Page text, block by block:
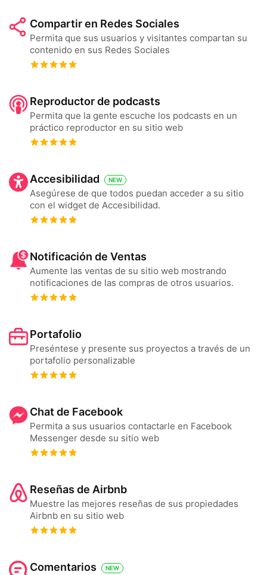
Compartir en Redes Sociales
Permita que sus usuarios y visitantes compartan su
contenido en sus Redes Sociales
Reproductor de podcasts
Permita que la gente escuche los podcasts en un
práctico reproductor en su sitio web
Accesibilidad NEW
Asegúrese de que todos puedan acceder a su sitio
con el widget de Accesibilidad.
Notificación de Ventas
Aumente las ventas de su sitio web mostrando
notificaciones de las compras de otros usuarios.
Portafolio
Preséntese y presente sus proyectos a través de un
portafolio personalizable
Chat de Facebook
Permita a sus usuarios contactarle en Facebook
Messenger desde su sitio web
Reseñas de Airbnb
Muestre las mejores reseñas de sus propiedades
Airbnb en su sitio web
Comentarios NEW